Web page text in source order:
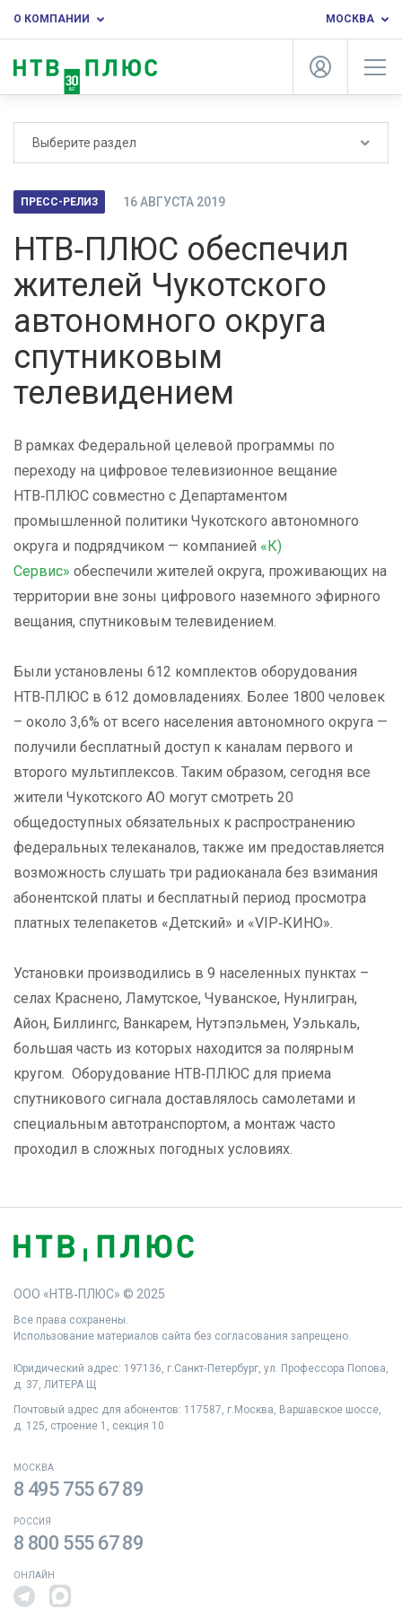
О КОМПАНИИ МОСКВА
Выберите раздел
ПРЕСС-РЕЛИЗ 16 АВГУСТА 2019
НТВ‑ПЛЮС обеспечил
жителей Чукотского
автономного округа
спутниковым
телевидением
В рамках Федеральной целевой программы по
переходу на цифровое телевизионное вещание
НТВ‑ПЛЮС совместно с Департаментом
промышленной политики Чукотского автономного
округа и подрядчиком — компанией «К)
Сервис» обеспечили жителей округа, проживающих на
территории вне зоны цифрового наземного эфирного
вещания, спутниковым телевидением.
Были установлены 612 комплектов оборудования
НТВ‑ПЛЮС в 612 домовладениях. Более 1800 человек
– около 3,6% от всего населения автономного округа —
получили бесплатный доступ к каналам первого и
второго мультиплексов. Таким образом, сегодня все
жители Чукотского АО могут смотреть 20
общедоступных обязательных к распространению
федеральных телеканалов, также им предоставляется
возможность слушать три радиоканала без взимания
абонентской платы и бесплатный период просмотра
платных телепакетов «Детский» и «VIP‑КИНО».
Установки производились в 9 населенных пунктах –
селах Краснено, Ламутское, Чуванское, Нунлигран,
Айон, Биллингс, Ванкарем, Нутэпэльмен, Уэлькаль,
большая часть из которых находится за полярным
кругом. Оборудование НТВ‑ПЛЮС для приема
спутникового сигнала доставлялось самолетами и
специальным автотранспортом, а монтаж часто
проходил в сложных погодных условиях.
ООО «НТВ‑ПЛЮС» © 2025
Все права сохранены.
Использование материалов сайта без согласования запрещено.
Юридический адрес: 197136, г.Санкт‑Петербург, ул. Профессора Попова,
д. 37, ЛИТЕРА Щ
Почтовый адрес для абонентов: 117587, г.Москва, Варшавское шоссе,
д. 125, строение 1, секция 10
МОСКВА
8 495 755 67 89
РОССИЯ
8 800 555 67 89
ОНЛАЙН